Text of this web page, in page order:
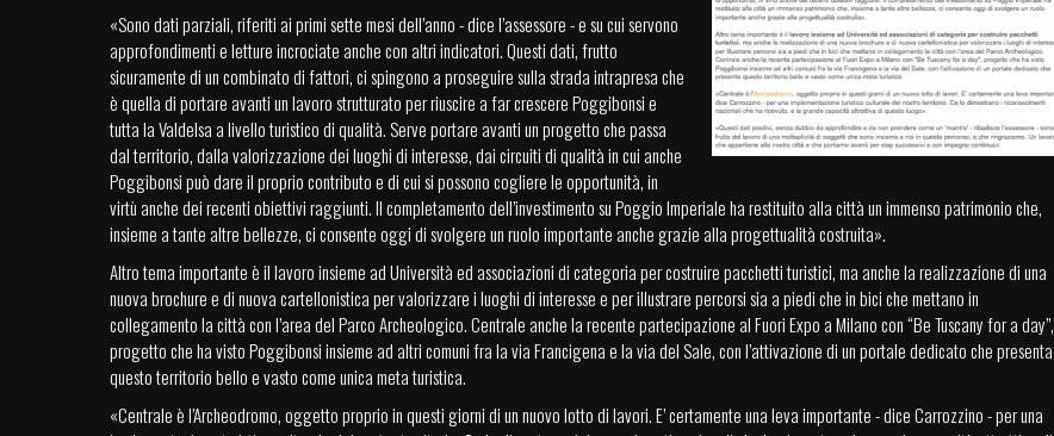
«Sono dati parziali, riferiti ai primi sette mesi dell’anno - dice l’assessore - e su cui servono
approfondimenti e letture incrociate anche con altri indicatori. Questi dati, frutto
sicuramente di un combinato di fattori, ci spingono a proseguire sulla strada intrapresa che
è quella di portare avanti un lavoro strutturato per riuscire a far crescere Poggibonsi e
tutta la Valdelsa a livello turistico di qualità. Serve portare avanti un progetto che passa
dal territorio, dalla valorizzazione dei luoghi di interesse, dai circuiti di qualità in cui anche
Poggibonsi può dare il proprio contributo e di cui si possono cogliere le opportunità, in
virtù anche dei recenti obiettivi raggiunti. Il completamento dell’investimento su Poggio Imperiale ha restituito alla città un immenso patrimonio che,
insieme a tante altre bellezze, ci consente oggi di svolgere un ruolo importante anche grazie alla progettualità costruita».
Altro tema importante è il lavoro insieme ad Università ed associazioni di categoria per costruire pacchetti turistici, ma anche la realizzazione di una
nuova brochure e di nuova cartellonistica per valorizzare i luoghi di interesse e per illustrare percorsi sia a piedi che in bici che mettano in
collegamento la città con l’area del Parco Archeologico. Centrale anche la recente partecipazione al Fuori Expo a Milano con “Be Tuscany for a day”,
progetto che ha visto Poggibonsi insieme ad altri comuni fra la via Francigena e la via del Sale, con l’attivazione di un portale dedicato che presenta
questo territorio bello e vasto come unica meta turistica.
«Centrale è l’Archeodromo, oggetto proprio in questi giorni di un nuovo lotto di lavori. E’ certamente una leva importante - dice Carrozzino - per una